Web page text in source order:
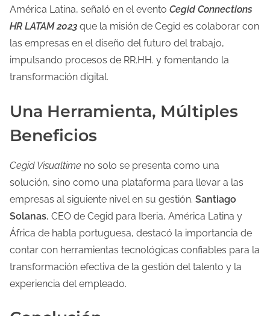
América Latina, señaló en el evento Cegid Connections
HR LATAM 2023 que la misión de Cegid es colaborar con
las empresas en el diseño del futuro del trabajo,
impulsando procesos de RR.HH. y fomentando la
transformación digital.
Una Herramienta, Múltiples
Beneficios
Cegid Visualtime no solo se presenta como una
solución, sino como una plataforma para llevar a las
empresas al siguiente nivel en su gestión. Santiago
Solanas, CEO de Cegid para Iberia, América Latina y
África de habla portuguesa, destacó la importancia de
contar con herramientas tecnológicas confiables para la
transformación efectiva de la gestión del talento y la
experiencia del empleado.